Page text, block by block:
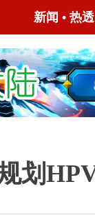
新闻 • 热透
划